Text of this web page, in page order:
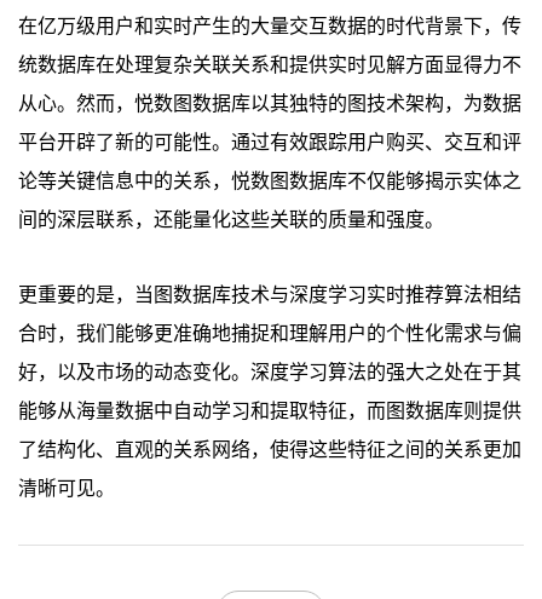
在亿万级用户和实时产生的大量交互数据的时代背景下，传
统数据库在处理复杂关联关系和提供实时见解方面显得力不
从心。然而，悦数图数据库以其独特的图技术架构，为数据
平台开辟了新的可能性。通过有效跟踪用户购买、交互和评
论等关键信息中的关系，悦数图数据库不仅能够揭示实体之
间的深层联系，还能量化这些关联的质量和强度。
更重要的是，当图数据库技术与深度学习实时推荐算法相结
合时，我们能够更准确地捕捉和理解用户的个性化需求与偏
好，以及市场的动态变化。深度学习算法的强大之处在于其
能够从海量数据中自动学习和提取特征，而图数据库则提供
了结构化、直观的关系网络，使得这些特征之间的关系更加
清晰可见。